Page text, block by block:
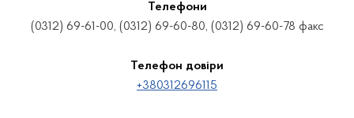
Телефони
(0312) 69-61-00, (0312) 69-60-80, (0312) 69-60-78 факс
Телефон довіри
+380312696115